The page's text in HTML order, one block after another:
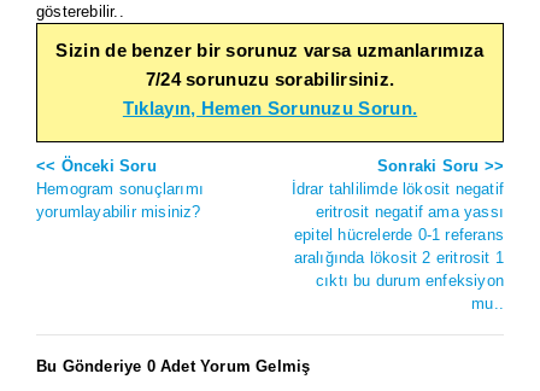
gösterebilir..
Sizin de benzer bir sorunuz varsa uzmanlarımıza
7/24 sorunuzu sorabilirsiniz.
Tıklayın, Hemen Sorunuzu Sorun.
<< Önceki Soru
Hemogram sonuçlarımı
yorumlayabilir misiniz?
Sonraki Soru >>
İdrar tahlilimde lökosit negatif
eritrosit negatif ama yassı
epitel hücrelerde 0-1 referans
aralığında lökosit 2 eritrosit 1
cıktı bu durum enfeksiyon
mu..
Bu Gönderiye 0 Adet Yorum Gelmiş